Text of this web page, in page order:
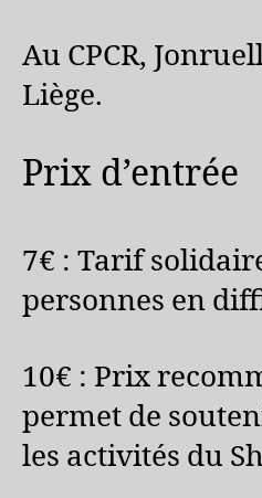
Au CPCR,
Liège.
Prix d’entrée
7€ : Tarif
personnes en
10€ : Prix
permet de
les activités du